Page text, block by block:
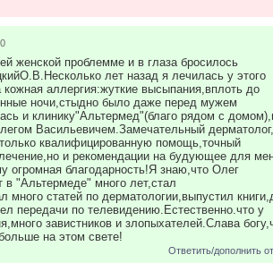
женской проблемме и в глаза бросилось
лет назад я лечилась у этого
аллергия:жуткие высыпания,вплоть до
ночи,стыдно было даже перед мужем
и клинику"Альтермед"(благо рядом с
Васильевичем.Замечательный
квалифицированную помощь,точный
и рекомендации на будующее для
огромная благодарность!Я знаю,что Олег
в "Альтермеде" много лет,стал
много статей по дерматологии,выпустил
передачи по телевидению.Естественно.что у
завистников и злопыхателей.Слава
на этом свете!
Ответить/дополнить